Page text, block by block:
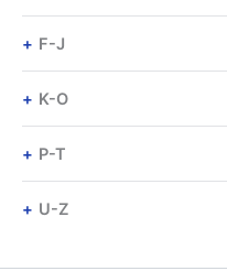
F-J
K-O
P-T
U-Z